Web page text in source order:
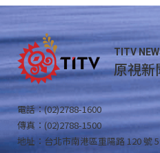
TITV
原視新
電話：(02)2788-1600
傳真：(02)2788-1500
地址：台北市南港區重陽路 120 號